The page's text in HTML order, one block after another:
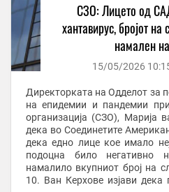
СЗО: Лицето од
хантавирус, бројот на
намален
15/05/2026
Директорката на Одделот за
на епидемии и пандемии
организација (СЗО), Марија
дека во Соединетите
дека едно лице кое имало
подоцна било негативно
намалило вкупниот број на
10. Ван Керхове изјави дека претходниот извештај на